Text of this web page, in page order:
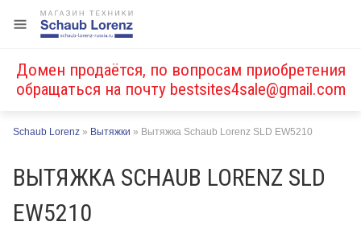
Домен продаётся, по вопросам приобретения
обращаться на почту bestsites4sale@gmail.com
Schaub Lorenz » Вытяжки » Вытяжка Schaub Lorenz SLD EW5210
ВЫТЯЖКА SCHAUB LORENZ SLD
EW5210